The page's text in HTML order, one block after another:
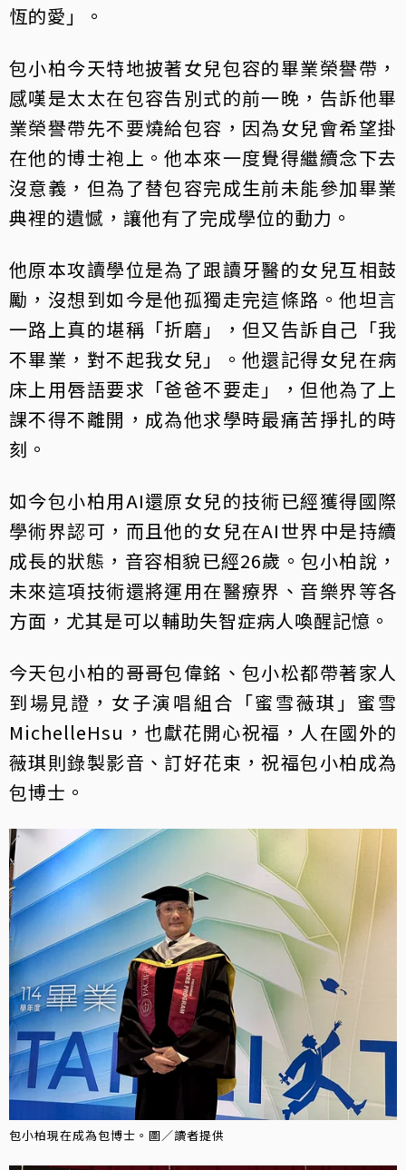
恆的愛」。
包小柏今天特地披著女兒包容的畢業榮譽帶，
感嘆是太太在包容告別式的前一晚，告訴他畢
業榮譽帶先不要燒給包容，因為女兒會希望掛
在他的博士袍上。他本來一度覺得繼續念下去
沒意義，但為了替包容完成生前未能參加畢業
典裡的遺憾，讓他有了完成學位的動力。
他原本攻讀學位是為了跟讀牙醫的女兒互相鼓
勵，沒想到如今是他孤獨走完這條路。他坦言
一路上真的堪稱「折磨」，但又告訴自己「我
不畢業，對不起我女兒」。他還記得女兒在病
床上用唇語要求「爸爸不要走」，但他為了上
課不得不離開，成為他求學時最痛苦掙扎的時
刻。
如今包小柏用AI還原女兒的技術已經獲得國際
學術界認可，而且他的女兒在AI世界中是持續
成長的狀態，音容相貌已經26歲。包小柏說，
未來這項技術還將運用在醫療界、音樂界等各
方面，尤其是可以輔助失智症病人喚醒記憶。
今天包小柏的哥哥包偉銘、包小松都帶著家人
到場見證，女子演唱組合「蜜雪薇琪」蜜雪
MichelleHsu，也獻花開心祝福，人在國外的
薇琪則錄製影音、訂好花束，祝福包小柏成為
包博士。
包小柏現在成為包博士。圖／讀者提供